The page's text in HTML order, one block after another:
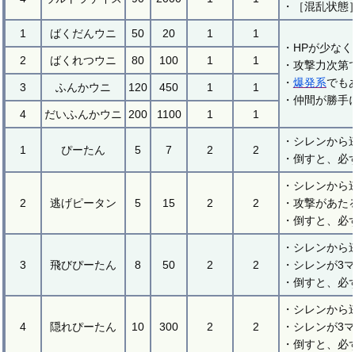
・［混乱状
1 ばくだんウニ 50 20 1
1
・HPが少な
・攻撃力次
・ 爆発系でも
・仲間が勝
2 ばくれつウニ 80 100 1 1
3 ふんかウニ 120 450 1 1
4 だいふんかウニ 200 1100 1 1
1 ぴーたん 5 7 2 2
・シレンから
・倒すと、
2 逃げピータン 5 15 2 2
・シレンから
・攻撃があた
・倒すと、
3 飛びぴーたん 8 50 2 2
・シレンから
・シレンが3
・倒すと、必
4 隠れぴーたん 10 300 2 2
・シレンから
・シレンが3
・倒すと、必